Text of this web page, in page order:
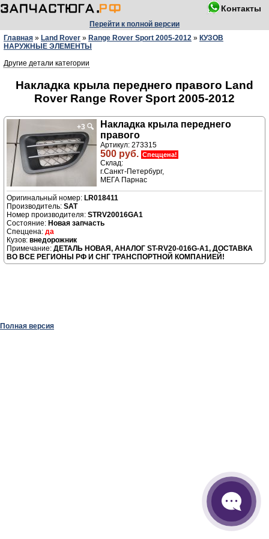
Контакты
Перейти к полной версии
Главная » Land Rover » Range Rover Sport 2005-2012 » КУЗОВ
НАРУЖНЫЕ ЭЛЕМЕНТЫ
Другие детали категории
Накладка крыла переднего правого Land
Rover Range Rover Sport 2005-2012
+3 🔍
Накладка крыла переднего
правого
Артикул: 273315
500 руб. Спеццена!
Склад:
г.Санкт-Петербург,
МЕГА Парнас
LR018411
Производитель: SAT
Номер производителя: STRV20016GA1
Новая запчасть
да
внедорожник
ДЕТАЛЬ НОВАЯ, АНАЛОГ ST-RV20-016G-A1, ДОСТАВКА
ВО ВСЕ РЕГИОНЫ РФ И СНГ ТРАНСПОРТНОЙ КОМПАНИЕЙ!
Полная версия